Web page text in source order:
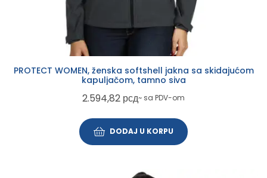
PROTECT WOMEN, ženska softshell jakna sa skidajućom
kapuljačom, tamno siva
2.594,82 рсд~ sa PDV-om
DODAJ U KORPU